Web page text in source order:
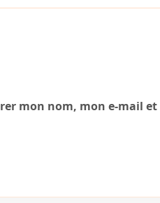
mon nom, mon e-mail